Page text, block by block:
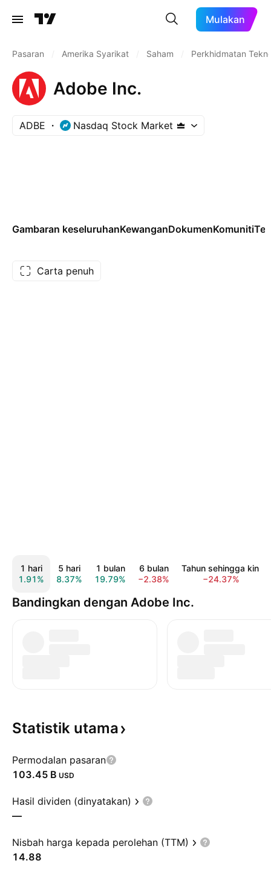
Mulakan
Pasaran Amerika Syarikat Saham Perkhidmatan
Adobe Inc.
ADBE Nasdaq Stock Market
Gambaran keseluruhanKewanganDokumenKomuniti
Carta penuh
1 hari
1.91%
5 hari
8.37%
1 bulan
19.79%
6 bulan
−2.38%
Tahun sehingga kini
−24.37%
Bandingkan dengan Adobe Inc.
Statistik utama
Permodalan pasaran
‪103.45 B‬ USD
Hasil dividen (dinyatakan)
—
Nisbah harga kepada perolehan (TTM)
14.88